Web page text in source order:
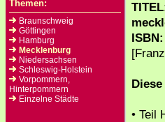
Themen:
Braunschweig
Göttingen
Hamburg
Mecklenburg
Niedersachsen
Schleswig-Holstein
Vorpommern,
Hinterpommern
Einzelne Städte
ISBN:
• Teil